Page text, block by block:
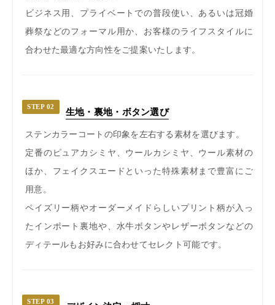
ビジネス用、プライベートでの普段使い、あるいは冠婚
葬祭などのフォーマル用か、お客様のライフスタイルに
合わせた最適な方向性をご提案いたします。
STEP 02
生地・裏地・ボタン選び
ステンカラーコートの印象を左右する素材を選びます。
定番のピュアカシミヤ、ウールカシミヤ、ウール素材の
ほか、フェイクスエードといった特殊素材まで豊富にご
用意。
ペイズリー柄やオーダーメイドらしいプリント柄が入っ
たインポート裏地や、水牛ボタンやレザーボタンなどの
ディテールもお好みに合わせてセレクト可能です。
STEP 03